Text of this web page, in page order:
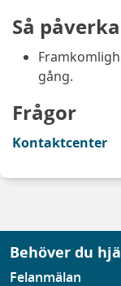
Så
gång.
Frågor
Kontaktcenter
Behöver du
Felanmälan